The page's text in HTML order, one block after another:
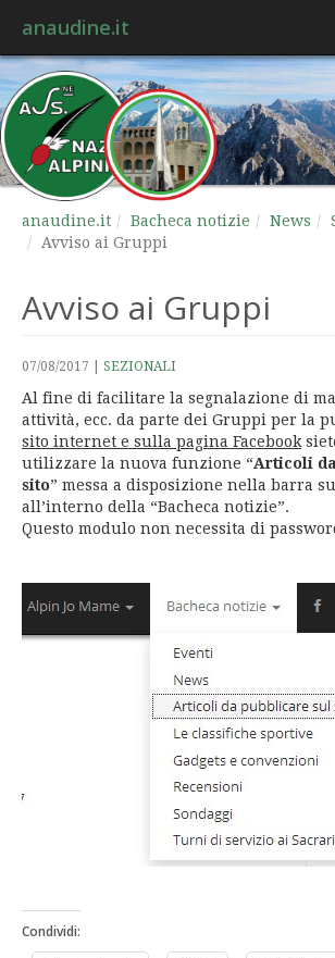
anaudine.it
anaudine.it Bacheca notizie News
Avviso ai Gruppi
Avviso ai Gruppi
07/08/2017 SEZIONALI
Al fine di facilitare la segnalazione di
attività, ecc. da parte dei Gruppi per la
sito internet e sulla pagina Facebook
utilizzare la nuova funzione “Articoli
sito” messa a disposizione nella barra
all’interno della “Bacheca notizie”.
Questo modulo non necessita di
Condividi: